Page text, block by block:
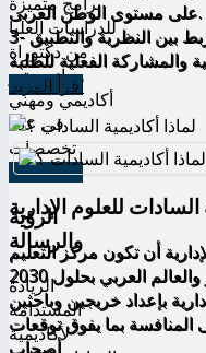
على مستوى الوطن العربى.
3- تعتمد الدراسة فى الأكاديمية على الربط بين النظرية والتطبيق
اقرأ المزيد
السادات للعلوم الإدارية
أن تكون مركز التعليم
بإعداد خريجين وباحثين
المنافسة بما يفوق توقعات
أصحاب
للدراسات العليا
من دكتوراة
وماجيستير
أكاديمي ومهني
في عدة
تخصصات
اقرأ المزيد
الرؤية
والرسالة
الريادة
المستدامة
لأكاديمية